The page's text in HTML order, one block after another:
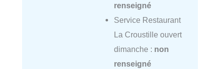
renseigné
Service Restaurant
La Croustille ouvert
dimanche : non
renseigné